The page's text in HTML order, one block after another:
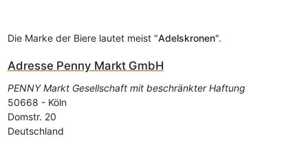
Die Marke der Biere lautet meist "Adelskronen".
Adresse Penny Markt GmbH
PENNY Markt Gesellschaft mit beschränkter Haftung
50668 - Köln
Domstr. 20
Deutschland